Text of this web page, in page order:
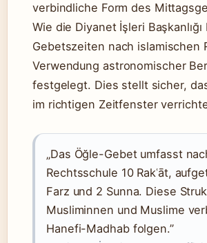
verbindliche Form des
Wie die Diyanet İşleri
Gebetszeiten nach islamischen
Verwendung astronomischer
festgelegt. Dies stellt sicher,
im richtigen Zeitfenster
„Das Öğle-Gebet umfasst
Rechtsschule 10 Rakʿāt,
Farz und 2 Sunna. Diese
Musliminnen und Muslime
Hanefi-Madhab folgen.”